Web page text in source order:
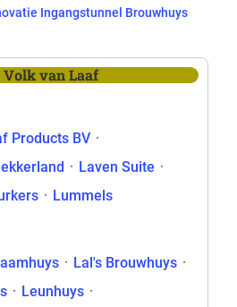
Ingangstunnel Brouwhuys
Volk van Laaf
Products BV ·
· Laven Suite ·
· Lummels
· Lal's Brouwhuys ·
· Leunhuys ·